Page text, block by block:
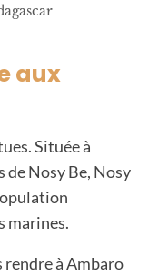
aux
Située à
de Nosy Be, Nosy
marines.
rendre à Ambaro